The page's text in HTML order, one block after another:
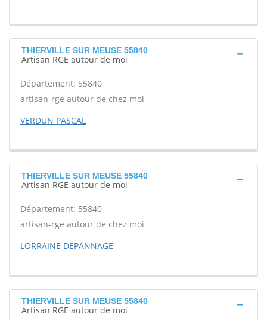
THIERVILLE SUR MEUSE 55840
Artisan RGE autour de moi
Département: 55840
artisan-rge autour de chez moi
VERDUN PASCAL
THIERVILLE SUR MEUSE 55840
Artisan RGE autour de moi
Département: 55840
artisan-rge autour de chez moi
LORRAINE DEPANNAGE
THIERVILLE SUR MEUSE 55840
Artisan RGE autour de moi